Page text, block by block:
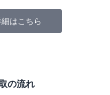
はこちら
の流れ